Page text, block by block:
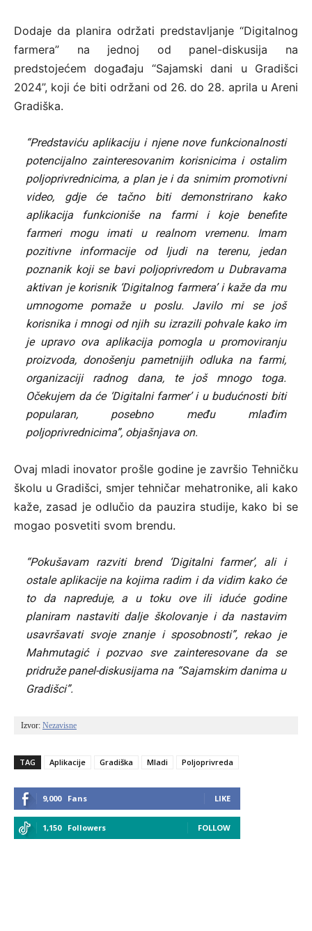
Dodaje da planira održati predstavljanje “Digitalnog
farmera” na jednoj od panel-diskusija na
predstojećem događaju “Sajamski dani u Gradišci
2024”, koji će biti održani od 26. do 28. aprila u Areni
Gradiška.
“Predstaviću aplikaciju i njene nove funkcionalnosti
potencijalno zainteresovanim korisnicima i ostalim
poljoprivrednicima, a plan je i da snimim promotivni
video, gdje će tačno biti demonstrirano kako
aplikacija funkcioniše na farmi i koje benefite
farmeri mogu imati u realnom vremenu. Imam
pozitivne informacije od ljudi na terenu, jedan
poznanik koji se bavi poljoprivredom u Dubravama
aktivan je korisnik ‘Digitalnog farmera’ i kaže da mu
umnogome pomaže u poslu. Javilo mi se još
korisnika i mnogi od njih su izrazili pohvale kako im
je upravo ova aplikacija pomogla u promoviranju
proizvoda, donošenju pametnijih odluka na farmi,
organizaciji radnog dana, te još mnogo toga.
Očekujem da će ‘Digitalni farmer’ i u budućnosti biti
popularan, posebno među mlađim
poljoprivrednicima”, objašnjava on.
Ovaj mladi inovator prošle godine je završio Tehničku
školu u Gradišci, smjer tehničar mehatronike, ali kako
kaže, zasad je odlučio da pauzira studije, kako bi se
mogao posvetiti svom brendu.
“Pokušavam razviti brend ‘Digitalni farmer’, ali i
ostale aplikacije na kojima radim i da vidim kako će
to da napreduje, a u toku ove ili iduće godine
planiram nastaviti dalje školovanje i da nastavim
usavršavati svoje znanje i sposobnosti”, rekao je
Mahmutagić i pozvao sve zainteresovane da se
pridruže panel-diskusijama na “Sajamskim danima u
Gradišci”.
Izvor: Nezavisne
TAG Aplikacije Gradiška Mladi Poljoprivreda
9,000 Fans LIKE
1,150 Followers FOLLOW